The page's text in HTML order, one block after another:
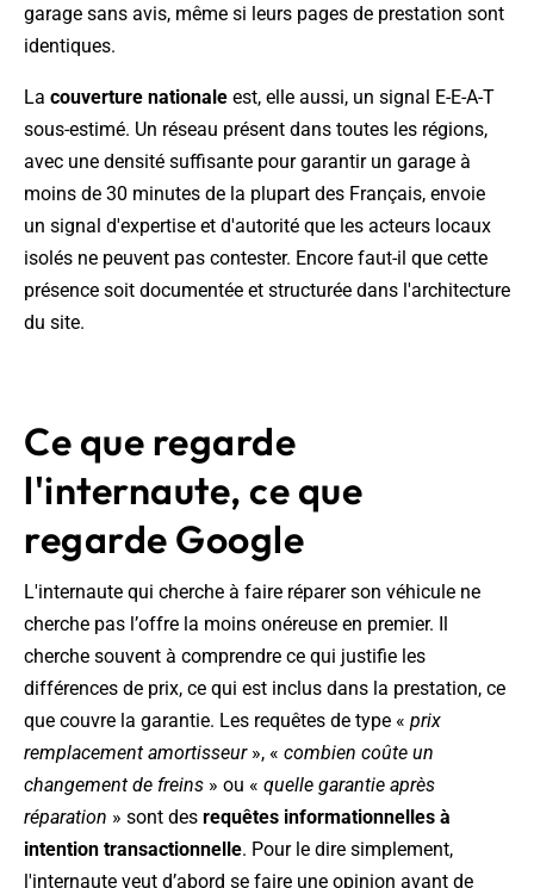
garage sans avis, même si leurs pages de prestation sont
identiques.
La couverture nationale est, elle aussi, un signal E-E-A-T
sous-estimé. Un réseau présent dans toutes les régions,
avec une densité suffisante pour garantir un garage à
moins de 30 minutes de la plupart des Français, envoie
un signal d'expertise et d'autorité que les acteurs locaux
isolés ne peuvent pas contester. Encore faut-il que cette
présence soit documentée et structurée dans l'architecture
du site.
Ce que regarde
l'internaute, ce que
regarde Google
L'internaute qui cherche à faire réparer son véhicule ne
cherche pas l’offre la moins onéreuse en premier. Il
cherche souvent à comprendre ce qui justifie les
différences de prix, ce qui est inclus dans la prestation, ce
que couvre la garantie. Les requêtes de type « prix
remplacement amortisseur », « combien coûte un
changement de freins » ou « quelle garantie après
réparation » sont des requêtes informationnelles à
intention transactionnelle. Pour le dire simplement,
l'internaute veut d’abord se faire une opinion avant de